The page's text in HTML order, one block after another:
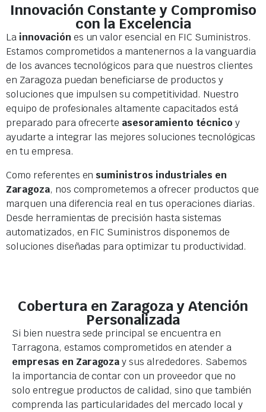
Innovación Constante y Compromiso
con la Excelencia
La innovaciónes un valor esencial en FIC Suministros.
Estamos comprometidos a mantenernos a la vanguardia
de los avances tecnológicos para que nuestros clientes
en Zaragoza puedan beneficiarse de productos y
soluciones que impulsen su competitividad. Nuestro
equipo de profesionales altamente capacitados está
preparado para ofrecerte asesoramiento técnico y
ayudarte a integrar las mejores soluciones tecnológicas
en tu empresa.
Como referentes en suministros industriales en
Zaragoza, nos comprometemos a ofrecer productos que
marquen una diferencia real en tus operaciones diarias.
Desde herramientas de precisión hasta sistemas
automatizados, en FIC Suministros disponemos de
soluciones diseñadas para optimizar tu productividad.
Cobertura en Zaragoza y Atención
Personalizada
Si bien nuestra sede principal se encuentra en
Tarragona, estamos comprometidos en atender a
empresas en Zaragozay sus alrededores. Sabemos
la importancia de contar con un proveedor que no
solo entregue productos de calidad, sino que también
comprenda las particularidades del mercado local y